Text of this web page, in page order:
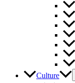
Culture